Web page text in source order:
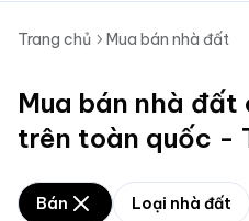
Trang chủ Mua bán nhà đất
Mua bán nhà
trên toàn quốc -
Bán Loại nhà đất